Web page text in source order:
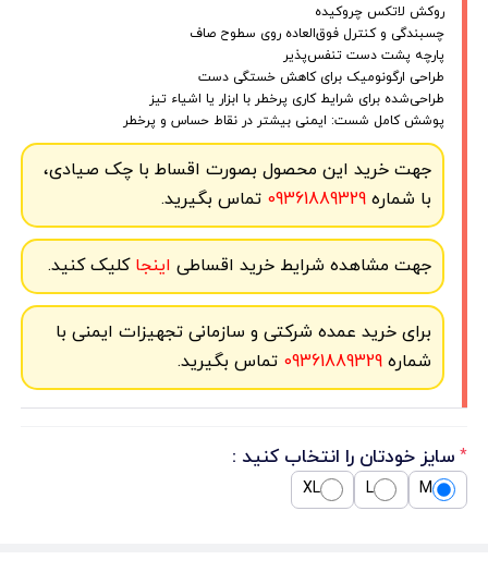
روکش لاتکس چروکیده
چسبندگی و کنترل فوق‌العاده روی سطوح صاف
پارچه پشت دست تنفس‌پذیر
طراحی ارگونومیک برای کاهش خستگی دست‌
طراحی‌شده برای شرایط کاری پرخطر با ابزار یا اشیاء تیز
پوشش کامل شست: ایمنی بیشتر در نقاط حساس و پرخطر
جهت خرید این محصول بصورت اقساط با چک صیادی،
با شماره09361889329 تماس بگیرید.
جهت مشاهده شرایط خرید اقساطی اینجاکلیک کنید.
برای خرید عمده شرکتی و سازمانی تجهیزات ایمنی با
شماره09361889329 تماس بگیرید.
* سایز خودتان را انتخاب کنید :
M
L
XL